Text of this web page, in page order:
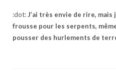
:dot:J’ai très envie de rire, mais
frousse pour les serpents,
pousser des hurlements de